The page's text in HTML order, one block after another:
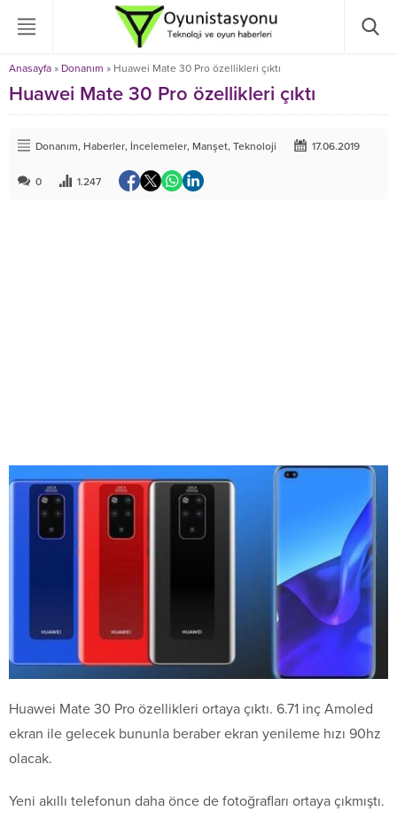
Anasayfa » Donanım » Huawei Mate 30 Pro özellikleri çıktı
Huawei Mate 30 Pro özellikleri çıktı
Donanım, Haberler, İncelemeler, Manşet, Teknoloji 17.06.2019
0 1.247
Huawei Mate 30 Pro özellikleri ortaya çıktı. 6.71 inç Amoled
ekran ile gelecek bununla beraber ekran yenileme hızı 90hz
olacak.
Yeni akıllı telefonun daha önce de fotoğrafları ortaya çıkmıştı.